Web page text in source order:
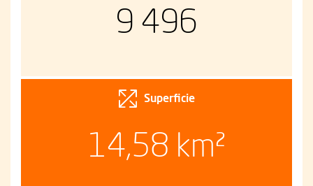
9 496
Superficie
14,58 km²